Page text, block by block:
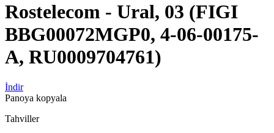
Rostelecom - Ural, 03 (FIGI
BBG00072MGP0, 4-06-00175-
A, RU0009704761)
İndir
Panoya kopyala
Tahviller